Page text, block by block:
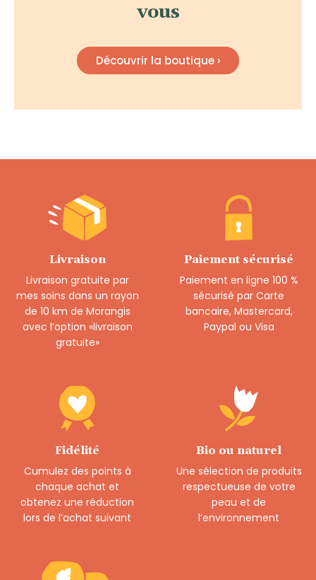
vous
Découvrir la boutique ›
Livraison
Livraison gratuite par
mes soins dans un rayon
de 10 km de Morangis
avec l’option «livraison
gratuite»
Paiement sécurisé
Paiement en ligne 100 %
sécurisé par Carte
bancaire, Mastercard,
Paypal ou Visa
Fidélité
Cumulez des points à
chaque achat et
obtenez une réduction
lors de l’achat suivant
Bio ou naturel
Une sélection de produits
respectueuse de votre
peau et de
l’environnement